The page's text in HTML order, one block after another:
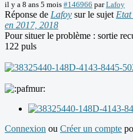
il y a 8 ans 5 mois #146966 parLafoy
Réponse de Lafoy sur le sujet Etat
en 2017, 2018
Pour situer le problème : sortie
122 puls
Connexion ou Créer un compte